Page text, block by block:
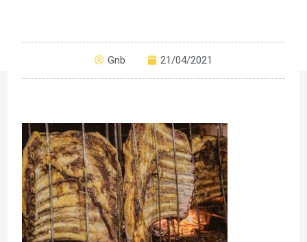
Gnb 21/04/2021